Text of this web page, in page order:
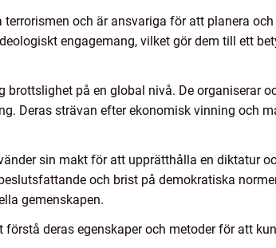
och är ansvariga för att planera
engagemang, vilket gör dem till ett
på en global nivå. De organiserar
Deras strävan efter ekonomisk vinning och
sin makt för att upprätthålla en diktatur
och brist på demokratiska
gemenskapen.
deras egenskaper och metoder för att